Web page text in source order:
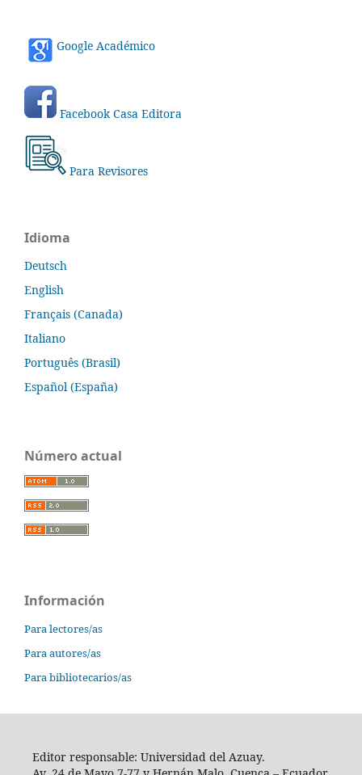
Google Académico
Facebook Casa Editora
Para Revisores
Idioma
Deutsch
English
Français (Canada)
Italiano
Português (Brasil)
Español (España)
Número actual
Información
Para lectores/as
Para autores/as
Para bibliotecarios/as
Editor responsable: Universidad del Azuay.